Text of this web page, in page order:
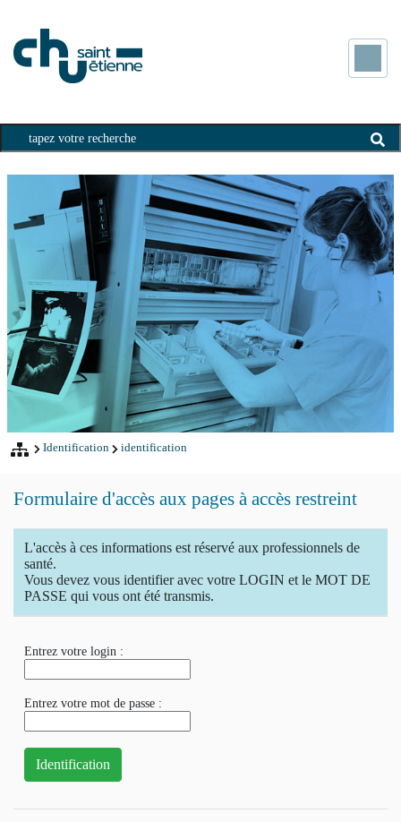
Identification identification
Formulaire d'accès aux pages à accès restreint
L'accès à ces informations est réservé aux professionnels de
santé.
Vous devez vous identifier avec votre LOGIN et le MOT DE
PASSE qui vous ont été transmis.
Entrez votre login :
Entrez votre mot de passe :